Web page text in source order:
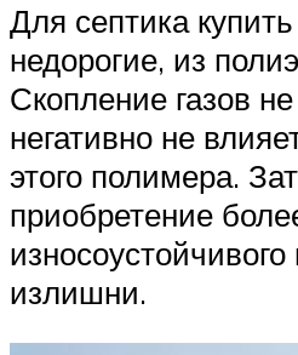
Для септика
недорогие, из
Скопление газов
негативно не
этого полимера.
приобретение
излишни.